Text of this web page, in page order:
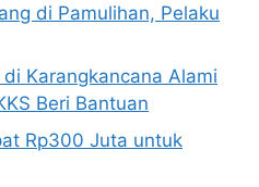
di Pamulihan, Pelaku
Karangkancana Alami
Beri Bantuan
Rp300 Juta untuk